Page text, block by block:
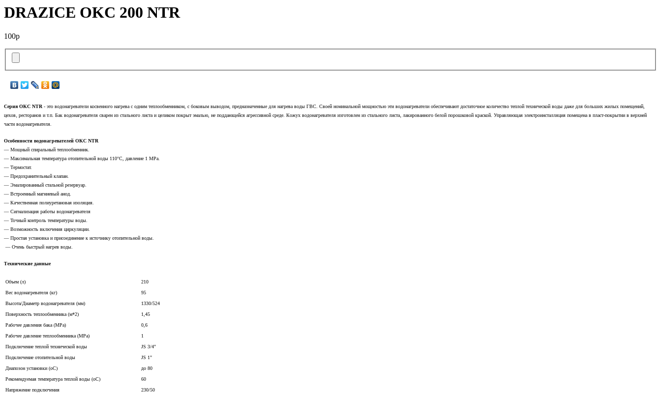
DRAZICE OKC 200 NTR
100р
Серия OKC NTR - это водонагреватели косвенного нагрева с одним теплообменником, с боковым выводом, предназначенные для нагрева воды ГВС. Своей номинальной мощностью эти водонагреватели обеспечивают достаточное количество теплой технической воды даже для больших жилых помещений,
цехов‚ ресторанов и т.п. Бак водонагревателя сварен из стального листа и целиком покрыт эмалью, не поддающейся агрессивной среде. Кожух водонагревателя изготовлен из стального листа‚ лакированного белой порошковой краской. Управляющая электроинсталляция помещена в пласт-покрытии в верхней
части водонагревателя.
Особенности водонагревателей OKC NTR
— Мощный спиральный теплообменник.
— Максимальная температура отопительной воды 110°C, давление 1 MPa.
— Термостат.
— Предохранительный клапан.
— Эмалированный стальной резервуар.
— Встроенный магниевый анод.
— Качественная полиуретановая изоляция.
— Сигнализация работы водонагревателя
— Точный контроль температуры воды.
— Возможность включения циркуляции.
— Простая установка и присоединение к источнику отопительной воды.
— Очень быстрый нагрев воды.
Технические данные
Объем (л)
210
Вес водонагревателя (кг)
95
Высота/Диаметр водонагревателя (мм)
1330/524
Поверхность теплообменника (м*2)
1,45
Рабочее давления бака (МРа)
0,6
Рабочее давление теплообменника (МРа)
1
Подключение теплой технической воды
JS 3/4"
Подключение отопительной воды
JS 1"
Диапозон установки (оС)
до 80
Рекомендуемая температура теплой воды (оС)
60
Напряжение подключения
230/50